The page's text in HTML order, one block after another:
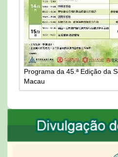
Programa da 45.ª Edição da
Macau